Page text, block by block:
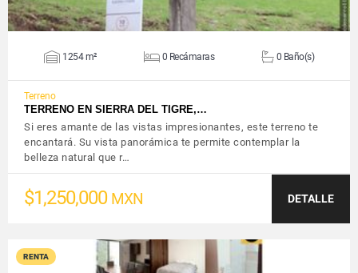
1254 m² 0 Recámaras 0 Baño(s)
Terreno
TERRENO EN SIERRA DEL TIGRE,…
Si eres amante de las vistas impresionantes, este terreno te
encantará. Su vista panorámica te permite contemplar la
belleza natural que r…
$1,250,000 MXN DETALLE
RENTA